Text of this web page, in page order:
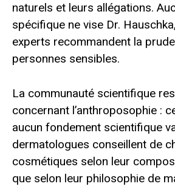
naturels et leurs allégations.
spécifique ne vise Dr.
experts recommandent la
personnes sensibles.
La communauté scientifique
concernant l’anthroposophie :
aucun fondement scientifique
dermatologues conseillent de
cosmétiques selon leur
que selon leur philosophie de